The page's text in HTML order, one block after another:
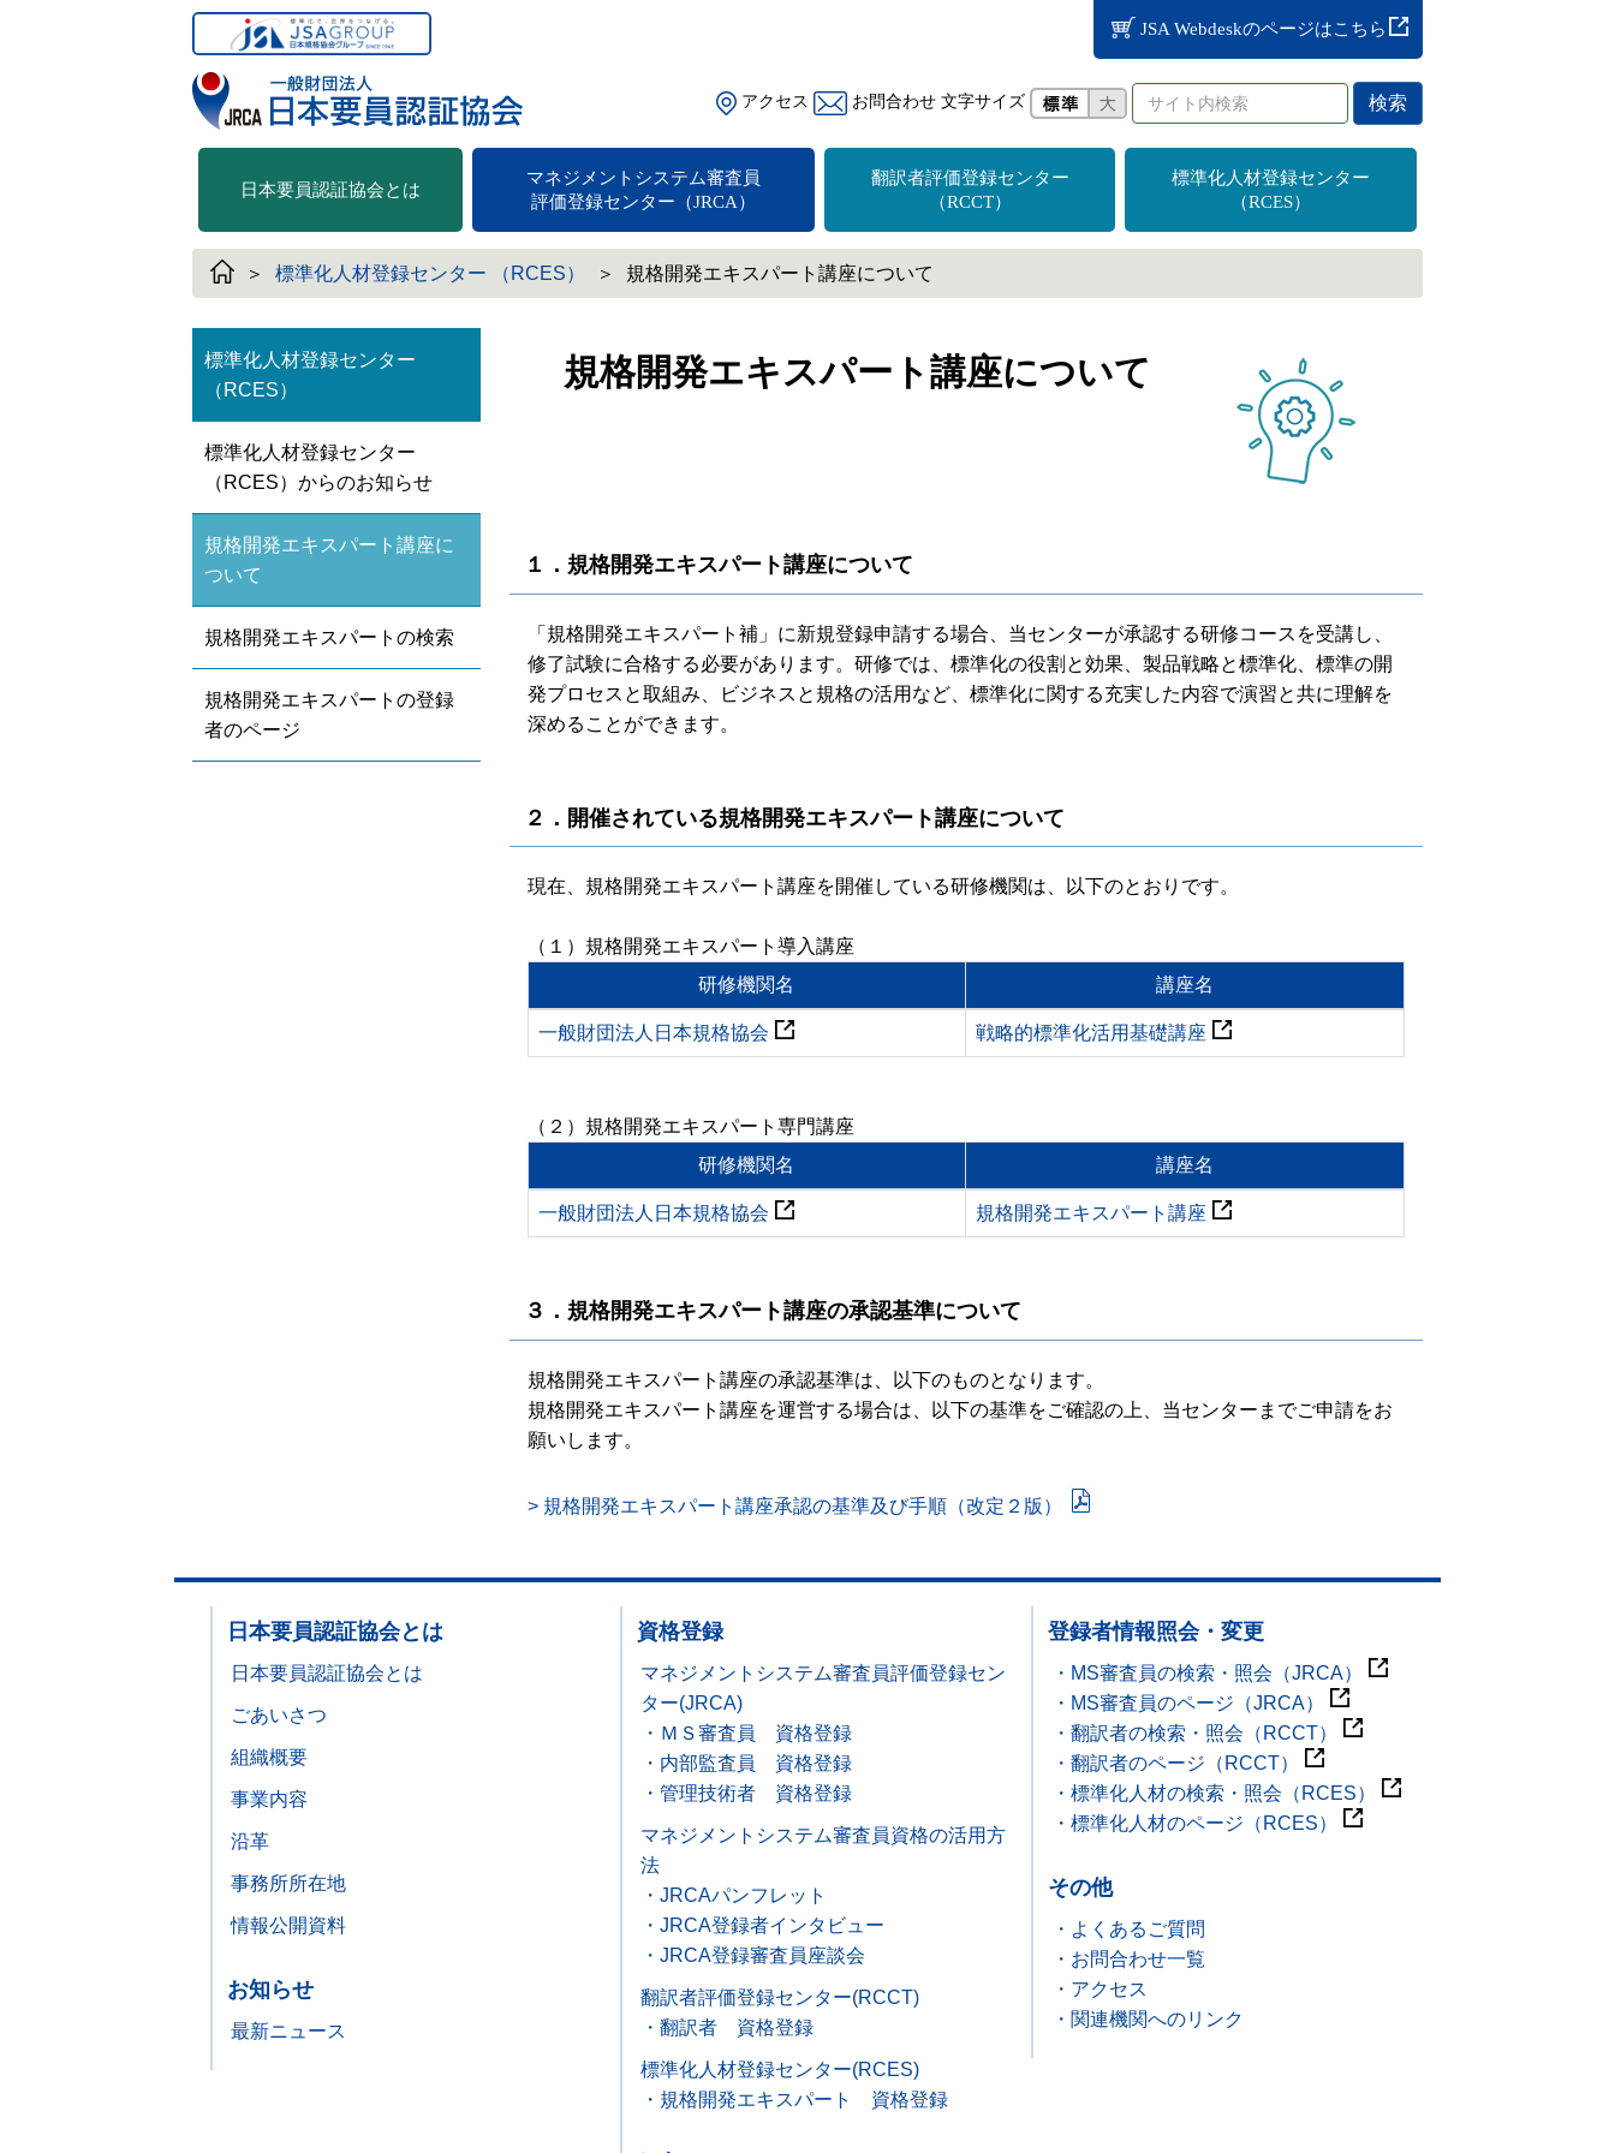
アクセス お問合わせ 文字サイズ 検索
JSA Webdeskのページはこちら
日本要員認証協会とは
マネジメントシステム審査員
評価登録センター（JRCA）
翻訳者評価登録センター
（RCCT）
標準化人材登録センター
（RCES）
標準化人材登録センター （RCES） 規格開発エキスパート講座について
標準化人材登録センター
（RCES）
標準化人材登録センター
（RCES）からのお知らせ
規格開発エキスパート講座に
ついて
規格開発エキスパートの検索
規格開発エキスパートの登録
者のページ
規格開発エキスパート講座について
１．規格開発エキスパート講座について
「規格開発エキスパート補」に新規登録申請する場合、当センターが承認する研修コースを受講し、
修了試験に合格する必要があります。研修では、標準化の役割と効果、製品戦略と標準化、標準の開
発プロセスと取組み、ビジネスと規格の活用など、標準化に関する充実した内容で演習と共に理解を
深めることができます。
２．開催されている規格開発エキスパート講座について
現在、規格開発エキスパート講座を開催している研修機関は、以下のとおりです。
（１）規格開発エキスパート導入講座
研修機関名
講座名
一般財団法人日本規格協会 戦略的標準化活用基礎講座
（２）規格開発エキスパート専門講座
研修機関名
講座名
一般財団法人日本規格協会 規格開発エキスパート講座
３．規格開発エキスパート講座の承認基準について
規格開発エキスパート講座の承認基準は、以下のものとなります。
規格開発エキスパート講座を運営する場合は、以下の基準をご確認の上、当センターまでご申請をお
願いします。
規格開発エキスパート講座承認の基準及び手順（改定２版）
日本要員認証協会とは
日本要員認証協会とは
ごあいさつ
組織概要
事業内容
沿革
事務所所在地
情報公開資料
お知らせ
最新ニュース
資格登録
マネジメントシステム審査員評価登録セン
ター(JRCA)
・ＭＳ審査員 資格登録
・内部監査員 資格登録
・管理技術者 資格登録
マネジメントシステム審査員資格の活用方
法
・JRCAパンフレット
・JRCA登録者インタビュー
・JRCA登録審査員座談会
翻訳者評価登録センター(RCCT)
・翻訳者 資格登録
標準化人材登録センター(RCES)
・規格開発エキスパート 資格登録
登録者情報照会・変更
・MS審査員の検索・照会（JRCA）
・MS審査員のページ（JRCA）
・翻訳者の検索・照会（RCCT）
・翻訳者のページ（RCCT）
・標準化人材の検索・照会（RCES）
・標準化人材のページ（RCES）
その他
・よくあるご質問
・お問合わせ一覧
・アクセス
・関連機関へのリンク